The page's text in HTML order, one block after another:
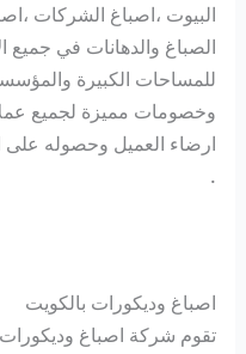
البيوت ،اصباغ الشركات
الصباغ والدهانات في
للمساحات الكبيرة
وخصومات مميزة لجميع
ارضاء العميل وحصوله
.
اصباغ وديكورات بالكويت
تقوم شركة اصباغ وديكورات